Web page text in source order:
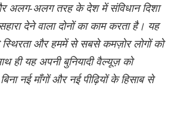
अलग-अलग तरह के देश में संविधान दिशा
देने वाला दोनों का काम करता है। यह
और हममें से सबसे कमज़ोर लोगों को
ही यह अपनी बुनियादी वैल्यूज़ को
नई माँगों और नई पीढ़ियों के हिसाब से